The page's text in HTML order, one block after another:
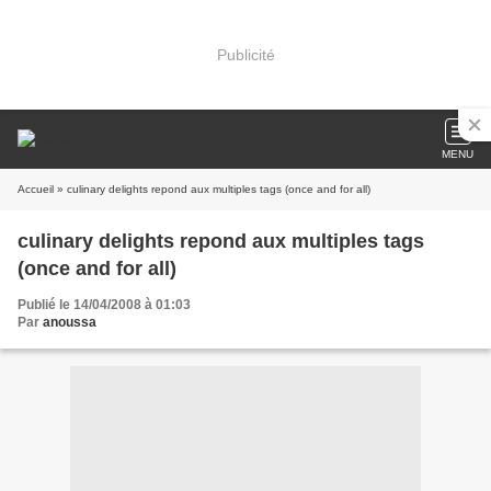
Publicité
MENU
Accueil » culinary delights repond aux multiples tags (once and for all)
culinary delights repond aux multiples tags
(once and for all)
Publié le 14/04/2008 à 01:03
Par anoussa